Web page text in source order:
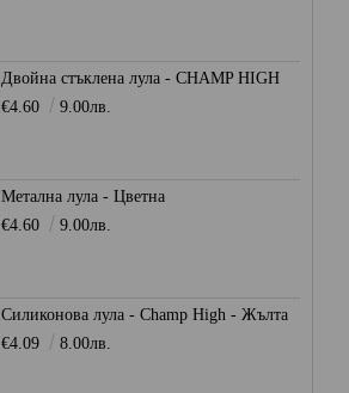
Двойна стъклена лула - CHAMP HIGH
€4.60
9.00лв.
Метална лула - Цветна
€4.60
9.00лв.
Силиконова лула - Champ High - Жълта
€4.09
8.00лв.